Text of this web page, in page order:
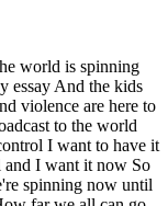
world is spinning
essay And the kids
violence are here to
to the world
I want to have it
I want it now So
spinning now until